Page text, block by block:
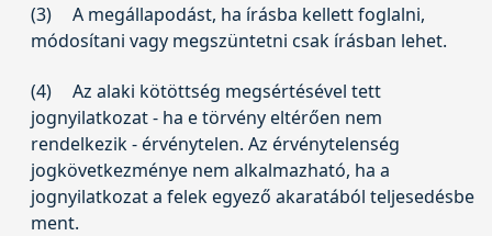
(3)
A megállapodást, ha írásba kellett foglalni,
módosítani vagy megszüntetni csak írásban lehet.
(4)
Az alaki kötöttség megsértésével tett
jognyilatkozat - ha e törvény eltérően nem
rendelkezik - érvénytelen. Az érvénytelenség
jogkövetkezménye nem alkalmazható, ha a
jognyilatkozat a felek egyező akaratából teljesedésbe
ment.